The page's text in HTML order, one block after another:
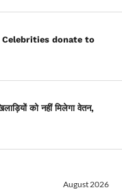
donate to
को नहीं मिलेगा वेतन,
August 2026